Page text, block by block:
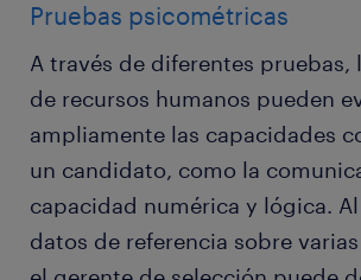
Pruebas psicométricas
A través de diferentes pruebas,
de recursos humanos pueden
ampliamente las capacidades
un candidato, como la
capacidad numérica y lógica.
datos de referencia sobre